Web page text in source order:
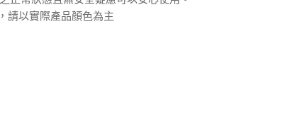
請以實際產品顏色為主